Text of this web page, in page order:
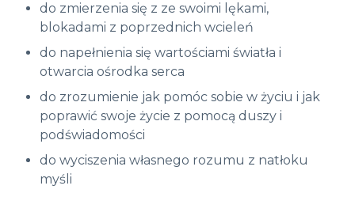
do zmierzenia się z ze swoimi lękami,
blokadami z poprzednich wcieleń
do napełnienia się wartościami światła i
otwarcia ośrodka serca
do zrozumienie jak pomóc sobie w życiu i jak
poprawić swoje życie z pomocą duszy i
podświadomości
do wyciszenia własnego rozumu z natłoku
myśli